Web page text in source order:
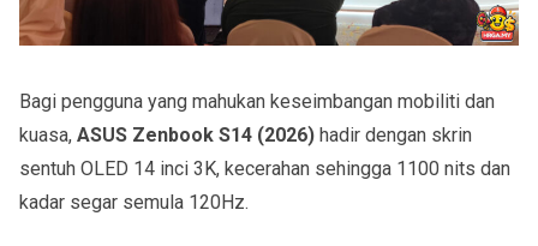
Bagi pengguna yang mahukan keseimbangan mobiliti dan
kuasa, ASUS Zenbook S14 (2026) hadir dengan skrin
sentuh OLED 14 inci 3K, kecerahan sehingga 1100 nits dan
kadar segar semula 120Hz.